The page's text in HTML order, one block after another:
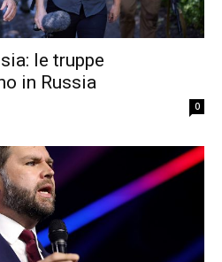
le truppe
in Russia
0